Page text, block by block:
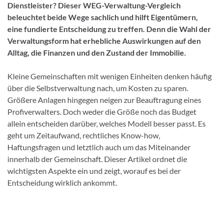
Dienstleister? Dieser WEG-Verwaltung-Vergleich
beleuchtet beide Wege sachlich und hilft Eigentümern,
eine fundierte Entscheidung zu treffen. Denn die Wahl der
Verwaltungsform hat erhebliche Auswirkungen auf den
Alltag, die Finanzen und den Zustand der Immobilie.
Kleine Gemeinschaften mit wenigen Einheiten denken häufig
über die Selbstverwaltung nach, um Kosten zu sparen.
Größere Anlagen hingegen neigen zur Beauftragung eines
Profiverwalters. Doch weder die Größe noch das Budget
allein entscheiden darüber, welches Modell besser passt. Es
geht um Zeitaufwand, rechtliches Know-how,
Haftungsfragen und letztlich auch um das Miteinander
innerhalb der Gemeinschaft. Dieser Artikel ordnet die
wichtigsten Aspekte ein und zeigt, worauf es bei der
Entscheidung wirklich ankommt.